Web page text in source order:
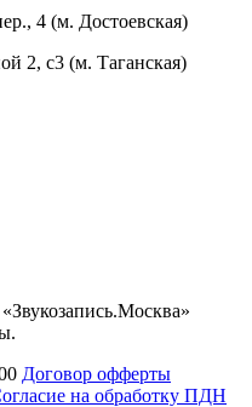
4 (м. Достоевская)
2, с3 (м. Таганская)
Договор офферты
на обработку ПДН